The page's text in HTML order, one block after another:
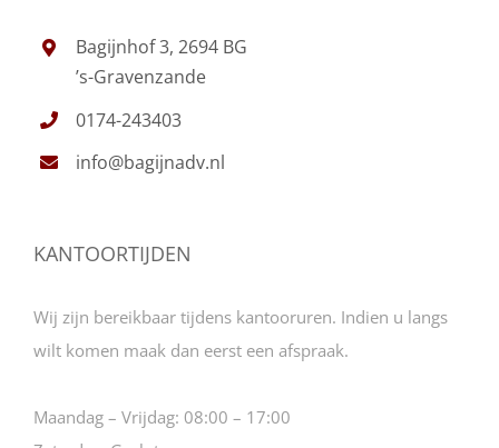
Bagijnhof 3, 2694 BG
’s-Gravenzande
0174-243403
info@bagijnadv.nl
KANTOORTIJDEN
Wij zijn bereikbaar tijdens kantooruren. Indien u langs
wilt komen maak dan eerst een afspraak.
Maandag – Vrijdag: 08:00 – 17:00